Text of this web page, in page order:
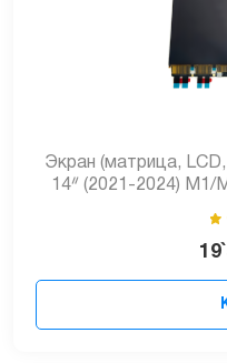
Экран (матрица,
14ᐥ (2021-2024) M1/